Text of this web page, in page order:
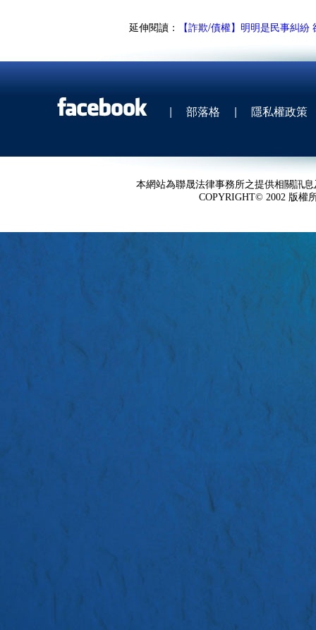
延伸閱讀： 【詐欺/債權】明明是民事糾紛
| 部落格 | 隱私權政策
本網站為聯晟法律事務所之提供相關訊
COPYRIGHT© 2002 版權